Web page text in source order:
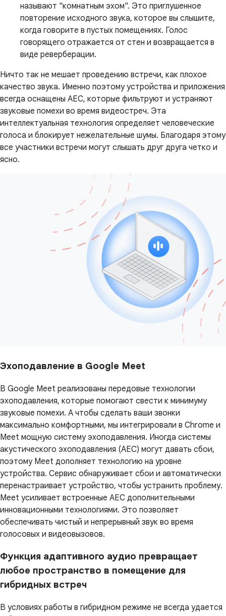
называют "комнатным эхом". Это приглушенное
повторение исходного звука, которое вы слышите,
когда говорите в пустых помещениях. Голос
говорящего отражается от стен и возвращается в
виде реверберации.
Ничто так не мешает проведению встречи, как плохое
качество звука. Именно поэтому устройства и приложения
всегда оснащены AEC, которые фильтруют и устраняют
звуковые помехи во время видеостреч. Эта
интеллектуальная технология определяет человеческие
голоса и блокирует нежелательные шумы. Благодаря этому
все участники встречи могут слышать друг друга четко и
ясно.
Эхоподавление в Google Meet
В Google Meet реализованы передовые технологии
эхоподавления, которые помогают свести к минимуму
звуковые помехи. А чтобы сделать ваши звонки
максимально комфортными, мы интегрировали в Chrome и
Meet мощную систему эхоподавления. Иногда системы
акустического эхоподавления (AEC) могут давать сбои,
поэтому Meet дополняет технологию на уровне
устройства. Сервис обнаруживает сбои и автоматически
перенастраивает устройство, чтобы устранить проблему.
Meet усиливает встроенные AEC дополнительными
инновационными технологиями. Это позволяет
обеспечивать чистый и непрерывный звук во время
голосовых и видеовызовов.
Функция адаптивного аудио превращает
любое пространство в помещение для
гибридных встреч
В условиях работы в гибридном режиме не всегда удается